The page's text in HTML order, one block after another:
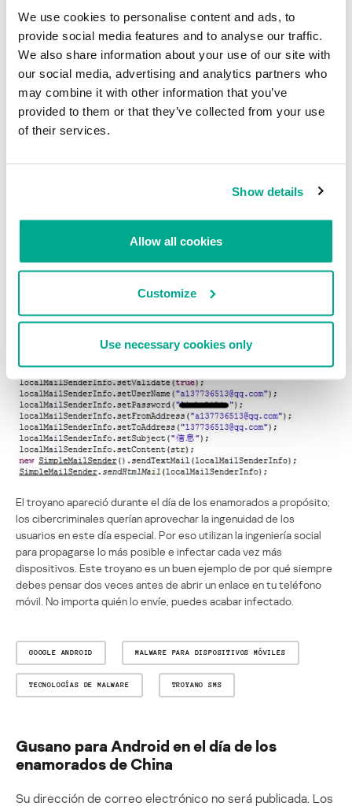
We use cookies to personalise content and ads, to
provide social media features and to analyse our traffic.
We also share information about your use of our site with
our social media, advertising and analytics partners who
may combine it with other information that you’ve
provided to them or that they’ve collected from your use
of their services.
Show details
Allow all cookies
Customize
Use necessary cookies only
de sus comandos:
“readmessage” (leer mensaje)
“sendmessage” (enviar mensaje)
“test” (probar)
“makemessage” (crear mensaje)
“sendlink” (enviar enlace)
También controla los mensajes de texto de la víctima y los envía al
dueño del programa por correo electrónico o SMS.
El troyano apareció durante el día de los enamorados a propósito;
los cibercriminales querían aprovechar la ingenuidad de los
usuarios en este día especial. Por eso utilizan la ingeniería social
para propagarse lo más posible e infectar cada vez más
dispositivos. Este troyano es un buen ejemplo de por qué siempre
debes pensar dos veces antes de abrir un enlace en tu teléfono
móvil. No importa quién lo envíe, puedes acabar infectado.
GOOGLE ANDROID MALWARE PARA DISPOSITIVOS MÓVILES
TECNOLOGÍAS DE MALWARE TROYANO SMS
Gusano para Android en el día de los
enamorados de China
Su dirección de correo electrónico no será publicada. Los